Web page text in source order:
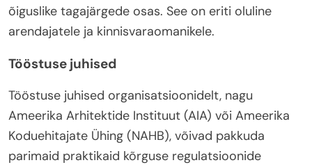
õiguslike tagajärgede osas. See on eriti oluline
arendajatele ja kinnisvaraomanikele.
Tööstuse juhised
Tööstuse juhised organisatsioonidelt, nagu
Ameerika Arhitektide Instituut (AIA) või Ameerika
Koduehitajate Ühing (NAHB), võivad pakkuda
parimaid praktikaid kõrguse regulatsioonide